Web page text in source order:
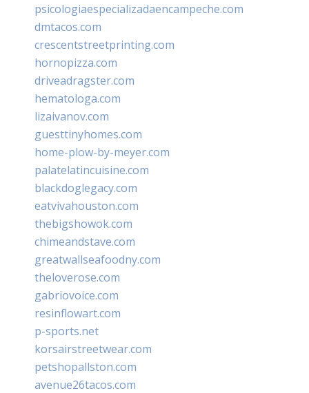
psicologiaespecializadaencampeche.com
dmtacos.com
crescentstreetprinting.com
hornopizza.com
driveadragster.com
hematologa.com
lizaivanov.com
guesttinyhomes.com
home-plow-by-meyer.com
palatelatincuisine.com
blackdoglegacy.com
eatvivahouston.com
thebigshowok.com
chimeandstave.com
greatwallseafoodny.com
theloverose.com
gabriovoice.com
resinflowart.com
p-sports.net
korsairstreetwear.com
petshopallston.com
avenue26tacos.com